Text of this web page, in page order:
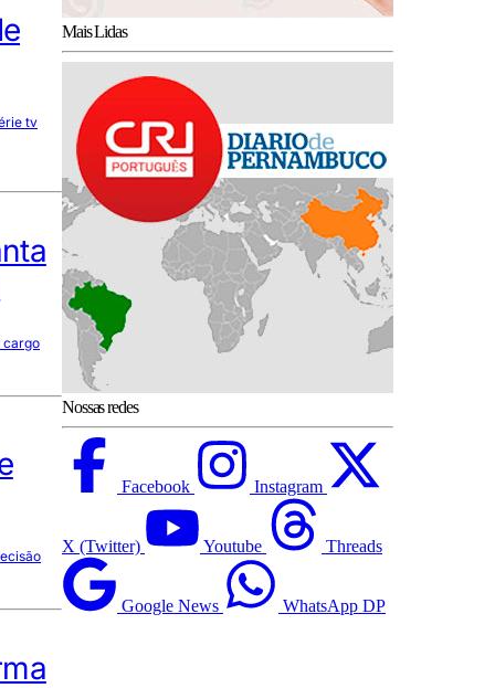
tv
cargo
Mais Lidas
Nossas redes
Facebook Instagram
X (Twitter) Youtube Threads
Google News WhatsApp DP